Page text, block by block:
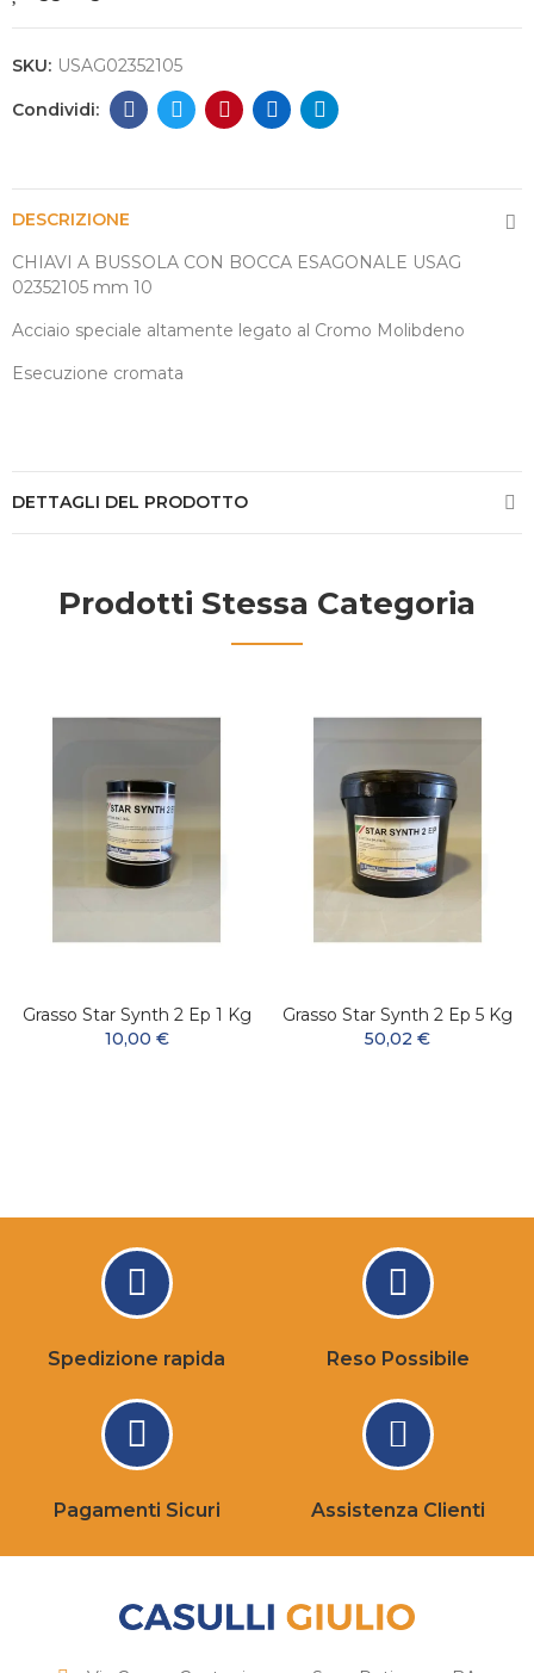
SKU: USAG02352105
DESCRIZIONE
CHIAVI A BUSSOLA CON BOCCA ESAGONALE USAG
02352105 mm 10
Acciaio speciale altamente legato al Cromo Molibdeno
Esecuzione cromata
DETTAGLI DEL PRODOTTO
Prodotti Stessa Categoria
Grasso Star Synth 2 Ep 1 Kg
10,00 €
Grasso Star Synth 2 Ep 5 Kg
50,02 €
Spedizione rapida Reso Possibile
Pagamenti Sicuri Assistenza Clienti